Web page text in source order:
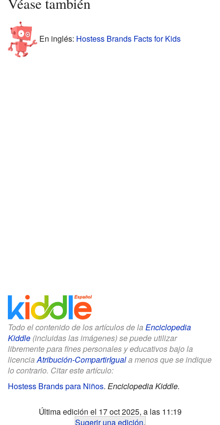
En inglés: Hostess Brands Facts for Kids
Todo el contenido de los artículos de la Enciclopedia
Kiddle (incluidas las imágenes) se puede utilizar
libremente para fines personales y educativos bajo la
licenciaAtribución-CompartirIguala menos que se indique
lo contrario. Citar este artículo:
Hostess Brands para Niños. Enciclopedia Kiddle.
Última edición el 17 oct 2025, a las 11:19
Sugerir una edición.